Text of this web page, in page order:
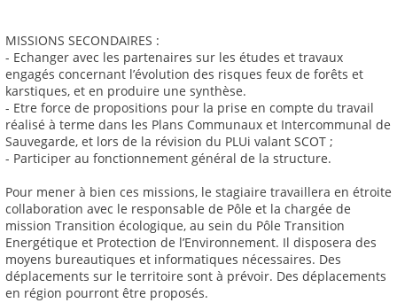
MISSIONS SECONDAIRES :
- Echanger avec les partenaires sur les études et travaux
engagés concernant l’évolution des risques feux de forêts et
karstiques, et en produire une synthèse.
- Etre force de propositions pour la prise en compte du travail
réalisé à terme dans les Plans Communaux et Intercommunal de
Sauvegarde, et lors de la révision du PLUi valant SCOT ;
- Participer au fonctionnement général de la structure.
Pour mener à bien ces missions, le stagiaire travaillera en étroite
collaboration avec le responsable de Pôle et la chargée de
mission Transition écologique, au sein du Pôle Transition
Energétique et Protection de l’Environnement. Il disposera des
moyens bureautiques et informatiques nécessaires. Des
déplacements sur le territoire sont à prévoir. Des déplacements
en région pourront être proposés.